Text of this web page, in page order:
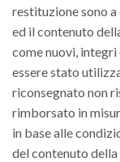
restituzione sono
ed il contenuto
come nuovi,
essere stato
riconsegnato non
rimborsato in
in base alle
del contenuto